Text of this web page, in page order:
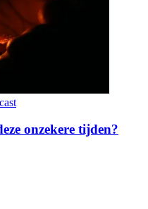
onzekere tijden?